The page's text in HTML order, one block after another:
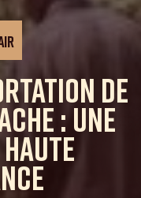
de
: une